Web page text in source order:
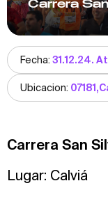
Сarrera
Fecha: 31.12.24.
Ubicacion:
Сarrera San
Lugar: Calviá